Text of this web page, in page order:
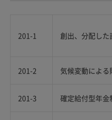
201-1 創出、分配し
201-2 気候変動によ
201-3 確定給付型年